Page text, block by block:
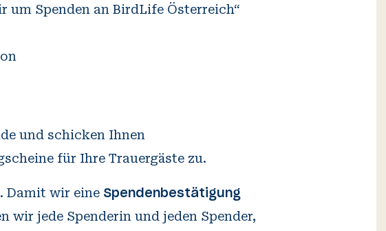
und schicken Ihnen
für Ihre Trauergäste zu.
Damit wir eine Spendenbestätigung
wir jede Spenderin und jeden Spender,